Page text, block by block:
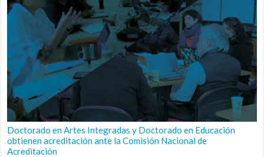
Doctorado en Artes Integradas y Doctorado en Educación
obtienen acreditación ante la Comisión Nacional de
Acreditación